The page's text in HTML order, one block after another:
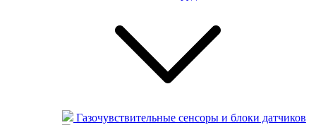
Газочувствительные сенсоры и блоки датчиков